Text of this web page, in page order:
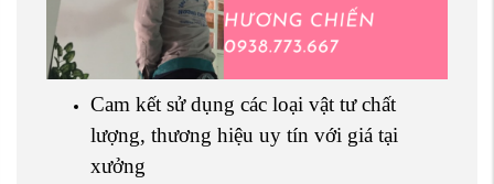
Cam kết sử dụng các loại vật tư chất
lượng, thương hiệu uy tín với giá tại
xưởng